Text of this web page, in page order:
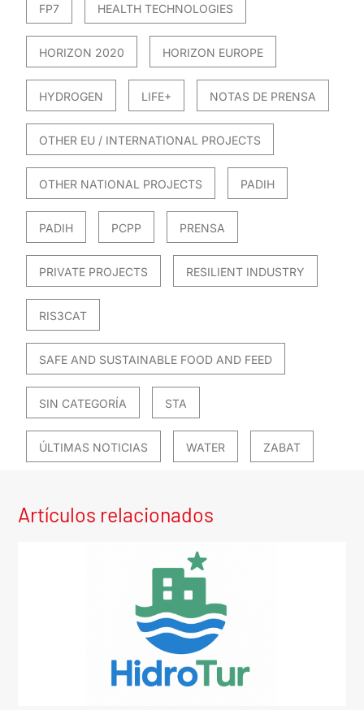
FP7 HEALTH TECHNOLOGIES
HORIZON 2020 HORIZON EUROPE
HYDROGEN LIFE+ NOTAS DE PRENSA
OTHER EU / INTERNATIONAL PROJECTS
OTHER NATIONAL PROJECTS PADIH
PADIH PCPP PRENSA
PRIVATE PROJECTS RESILIENT INDUSTRY
RIS3CAT
SAFE AND SUSTAINABLE FOOD AND FEED
SIN CATEGORÍA STA
ÚLTIMAS NOTICIAS WATER ZABAT
Artículos relacionados